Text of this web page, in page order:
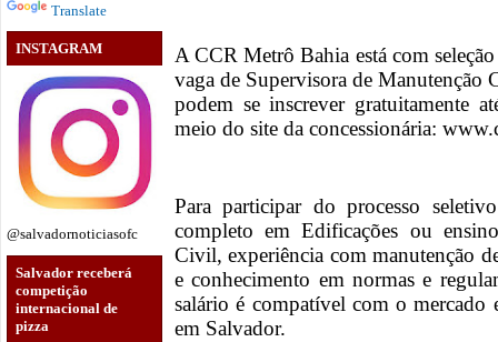
Translate
INSTAGRAM
@salvadornoticiasofc
Salvador receberá
competição
internacional de
pizza
A CCR Metrô Bahia está com
vaga de Supervisora de Manutenção
podem se inscrever gratuitamente
meio do site da concessionária:
Para participar do processo
completo em Edificações ou
Civil, experiência com manutenção
e conhecimento em normas e
salário é compatível com o mercado
em Salvador.